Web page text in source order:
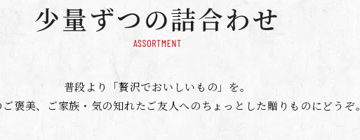
少量ずつの詰合わせ
普段より「贅沢でおいしいもの」を。
褒美、ご家族・気の知れたご友人へのちょっとした贈りものにどうぞ。